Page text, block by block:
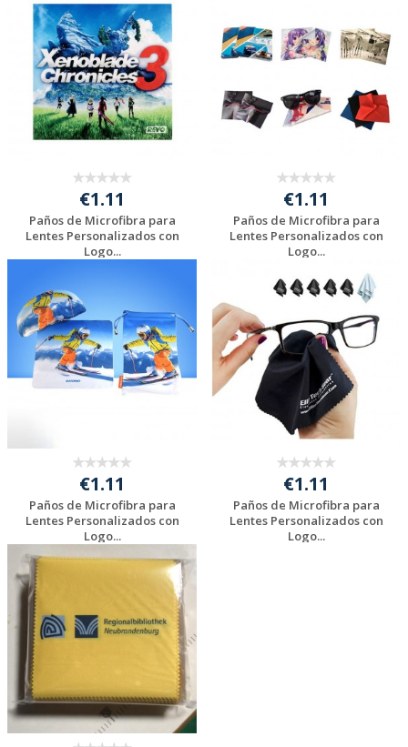
presupuesto
€1.11
Paños de Microfibra para
Lentes Personalizados con
Logo...
presupuesto
€1.11
Paños de Microfibra para
Lentes Personalizados con
Logo...
Solicitar
presupuesto
€1.11
Paños de Microfibra para
Lentes Personalizados con
Logo...
Solicitar
€1.11
Paños de Microfibra para
Lentes Personalizados con
Logo...